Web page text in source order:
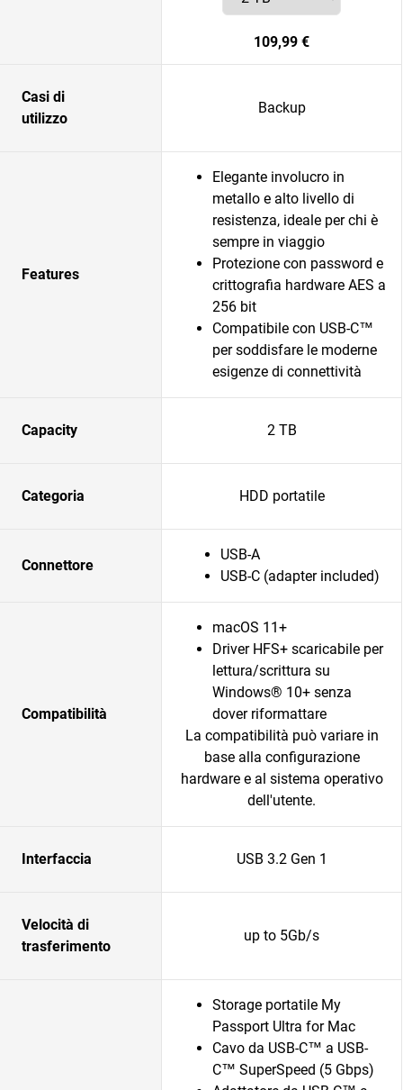
109,99 €
Casi di
utilizzo
Backup
Features
Elegante involucro in
metallo e alto livello di
resistenza, ideale per chi è
sempre in viaggio
Protezione con password e
crittografia hardware AES a
256 bit
Compatibile con USB-C™
per soddisfare le moderne
esigenze di connettività
Capacity 2 TB
Categoria HDD portatile
Connettore
USB-A
USB-C (adapter included)
Compatibilità
macOS 11+
Driver HFS+ scaricabile per
lettura/scrittura su
Windows® 10+ senza
dover riformattare
La compatibilità può variare in
base alla configurazione
hardware e al sistema operativo
dell'utente.
Interfaccia USB 3.2 Gen 1
Velocità di
trasferimento
up to 5Gb/s
Storage portatile My
Passport Ultra for Mac
Cavo da USB-C™ a USB-
C™ SuperSpeed (5 Gbps)